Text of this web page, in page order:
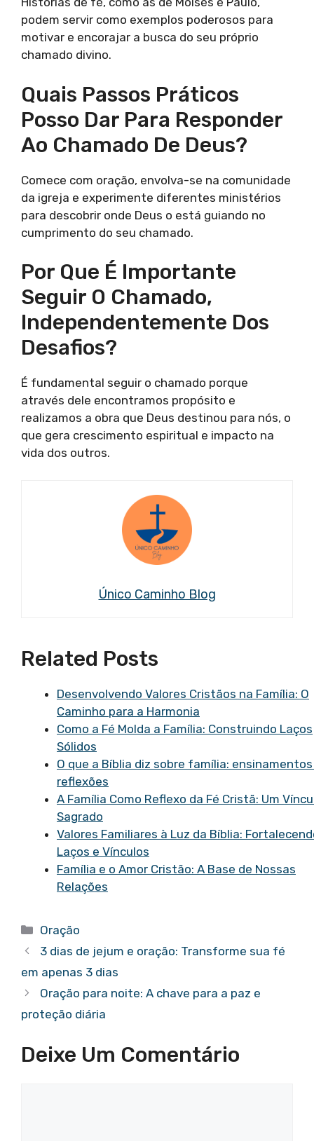
podem servir como exemplos poderosos para
motivar e encorajar a busca do seu próprio
chamado divino.
Quais Passos Práticos
Posso Dar Para Responder
Ao Chamado De Deus?
Comece com oração, envolva-se na comunidade
da igreja e experimente diferentes ministérios
para descobrir onde Deus o está guiando no
cumprimento do seu chamado.
Por Que É Importante
Seguir O Chamado,
Independentemente Dos
Desafios?
É fundamental seguir o chamado porque
através dele encontramos propósito e
realizamos a obra que Deus destinou para nós, o
que gera crescimento espiritual e impacto na
vida dos outros.
Único Caminho Blog
Related Posts
Desenvolvendo Valores Cristãos na Família: O
Caminho para a Harmonia
Como a Fé Molda a Família: Construindo Laços
Sólidos
O que a Bíblia diz sobre família:
reflexões
A Família Como Reflexo da Fé Cristã: Um
Sagrado
Valores Familiares à Luz da Bíblia:
Laços e Vínculos
Família e o Amor Cristão: A Base de Nossas
Relações
Categorias
Oração
3 dias de jejum e oração: Transforme sua fé
em apenas 3 dias
Oração para noite: A chave para a paz e
proteção diária
Deixe Um Comentário